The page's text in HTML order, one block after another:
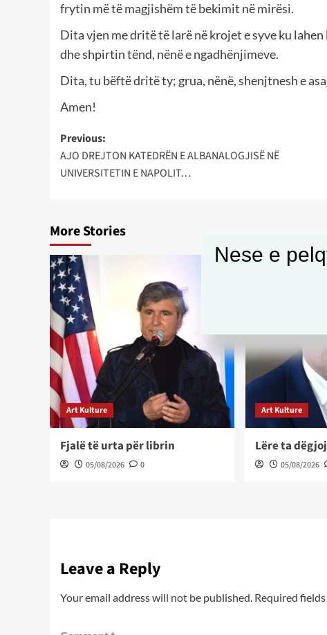
frytin më të magjishëm të bekimit në mirësi.
Dita vjen me dritë të larë në krojet e syve ku
dhe shpirtin tënd, nënë e ngadhënjimeve.
Dita, tu bëftë dritë ty; grua, nënë, shenjtnesh e
Amen!
Post
navigation
Previous:
AJO DREJTON KATEDRËN E ALBANALOGJISË NË
UNIVERSITETIN E NAPOLIT…
More Stories
Art Kulture
Fjalë të urta për librin
05/08/2026 0
Art Kulture
Lëre ta
05/08/2026
Leave a Reply
Your email address will not be published. Required
Nese e